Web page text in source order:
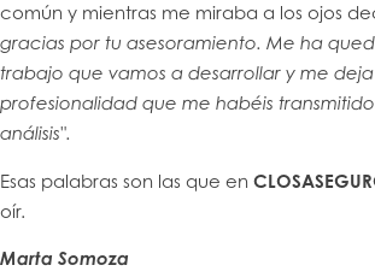
común y mientras me miraba a los ojos
gracias por tu asesoramiento. Me ha
trabajo que vamos a desarrollar y me
profesionalidad que me habéis
análisis".
Esas palabras son las que en
oír.
Marta Somoza